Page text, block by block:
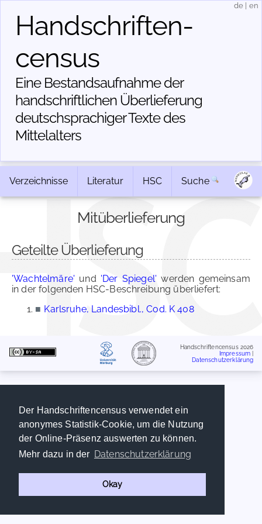
Der Handschriftencensus verwendet ein
anonymes Statistik-Cookie, um die Nutzung
der Online-Präsenz auswerten zu können.
Mehr dazu in der Datenschutzerklärung
Okay
Handschriften­
census
Eine Bestandsaufnahme der
handschriftlichen Über­lieferung
deutschsprachiger Texte des
Mittelalters
de en
Verzeichnisse Literatur HSC Suche
Mitüberlieferung
Geteilte Überlieferung
'Wachtelmäre' und 'Der Spiegel' werden gemeinsam
in der folgenden HSC-Beschreibung überliefert:
■ Karlsruhe, Landesbibl., Cod. K 408
Handschriftencensus 2026
Impressum
Datenschutzerklärung